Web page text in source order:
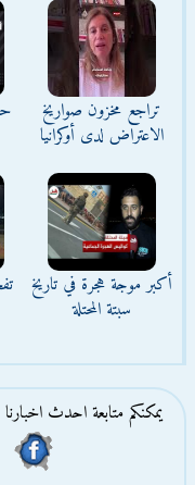
تراجع مخزون صواريخ
الاعتراض لدى أوكرانيا
أكبر موجة هجرة في تاريخ
سبتة المحتلة
يمكنكم متابعة احدث